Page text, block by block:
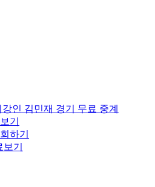
인 김민재 경기 무료 중계
기
하기
기